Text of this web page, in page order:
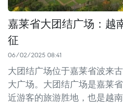
嘉莱省大团结广场：越
征
06/02/2025 08:41
大团结广场位于嘉莱省波来
大广场。大团结广场是嘉莱
近游客的旅游胜地，也是越